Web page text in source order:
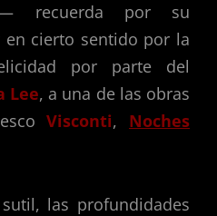
recuerda por su
en cierto sentido por la
por parte del
Lee, a una de las obras
Visconti, Noches
las profundidades